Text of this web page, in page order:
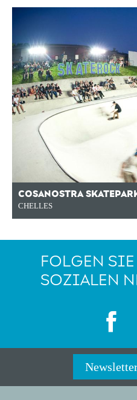
COSANOSTRA
CHELLES
FOLGEN
SOZIALEN